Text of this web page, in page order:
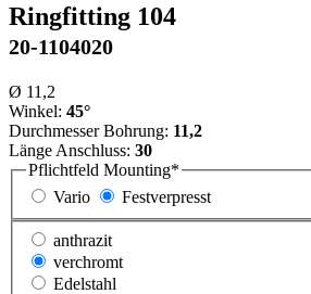
Ringfitting 104
20-1104020
Ø 11,2
Winkel: 45°
Durchmesser Bohrung: 11,2
Länge Anschluss: 30
Pflichtfeld Mounting*
Vario
Festverpresst
anthrazit
verchromt
Edelstahl